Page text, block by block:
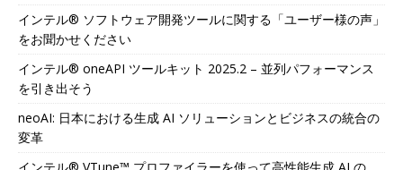
インテル® ソフトウェア開発ツールに関する「ユーザー様の声」
をお聞かせください
インテル® oneAPI ツールキット 2025.2 – 並列パフォーマンス
を引き出そう
neoAI: 日本における生成 AI ソリューションとビジネスの統合の
変革